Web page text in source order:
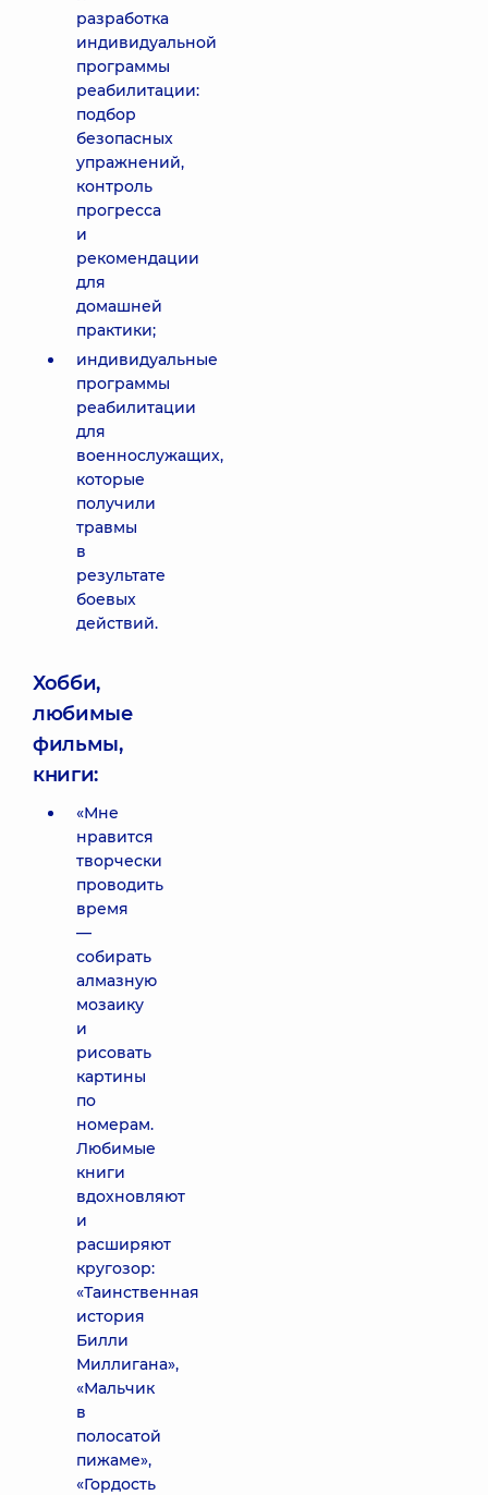
разработка
индивидуальной
программы
реабилитации:
подбор
безопасных
упражнений,
контроль
прогресса
и
рекомендации
для
домашней
практики;
индивидуальные
программы
реабилитации
для
военнослужащих,
которые
получили
травмы
в
результате
боевых
действий.
Хобби,
любимые
фильмы,
книги:
«Мне
нравится
творчески
проводить
время
—
собирать
алмазную
мозаику
и
рисовать
картины
по
номерам.
Любимые
книги
вдохновляют
и
расширяют
кругозор:
«Таинственная
история
Билли
Миллигана»,
«Мальчик
в
полосатой
пижаме»,
«Гордость